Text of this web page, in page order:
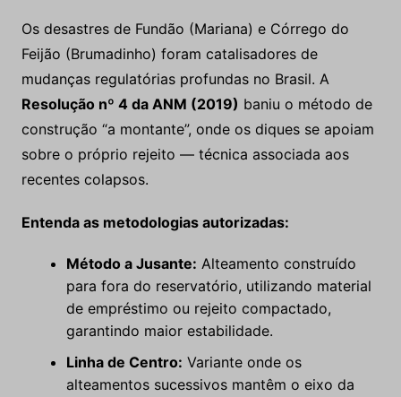
Os desastres de Fundão (Mariana) e Córrego do
Feijão (Brumadinho) foram catalisadores de
mudanças regulatórias profundas no Brasil. A
Resolução nº 4 da ANM (2019) baniu o método de
construção “a montante”, onde os diques se apoiam
sobre o próprio rejeito — técnica associada aos
recentes colapsos.
Entenda as metodologias autorizadas:
Método a Jusante: Alteamento construído
para fora do reservatório, utilizando material
de empréstimo ou rejeito compactado,
garantindo maior estabilidade.
Linha de Centro: Variante onde os
alteamentos sucessivos mantêm o eixo da